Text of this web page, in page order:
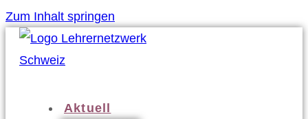
Zum Inhalt springen
Aktuell